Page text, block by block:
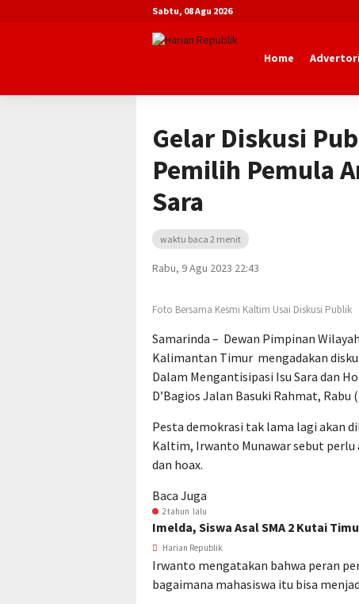
Sabtu, 08 Agu 2026
Home
Gelar Diskusi
Pemilih Pemula
Sara
waktu baca 2 menit
Rabu, 9 Agu 2023 22:43
Foto Bersama Kesmi Kaltim Usai Diskusi Publik
Samarinda – Dewan Pimpinan
Kalimantan Timur mengadakan
Dalam Mengantisipasi Isu Sara dan
D’Bagios Jalan Basuki Rahmat, Rabu
Pesta demokrasi tak lama lagi akan
Kaltim, Irwanto Munawar sebut perlu
dan hoax.
Baca Juga
2 tahun lalu
Imelda, Siswa Asal SMA 2 Kutai
Harian Republik
Irwanto mengatakan bahwa peran
bagaimana mahasiswa itu bisa